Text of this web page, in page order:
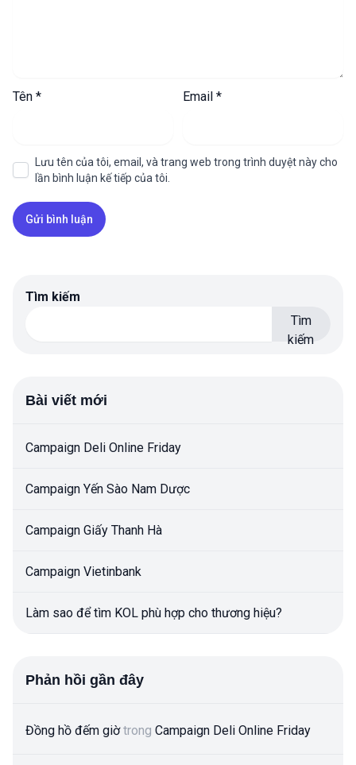
Tên * Email *
Lưu tên của tôi, email, và trang web trong trình duyệt này cho
lần bình luận kế tiếp của tôi.
Tìm kiếm
Tìm
kiếm
Bài viết mới
Campaign Deli Online Friday
Campaign Yến Sào Nam Dược
Campaign Giấy Thanh Hà
Campaign Vietinbank
Làm sao để tìm KOL phù hợp cho thương hiệu?
Phản hồi gần đây
Đồng hồ đếm giờtrong Campaign Deli Online Friday